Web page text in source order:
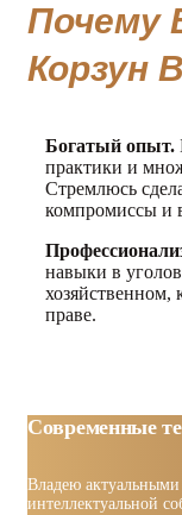
Почему
Корзун
Богатый опыт.
практики и
Стремлюсь
компромиссы и
навыки в
праве.
Современные
Владею
интеллектуальной